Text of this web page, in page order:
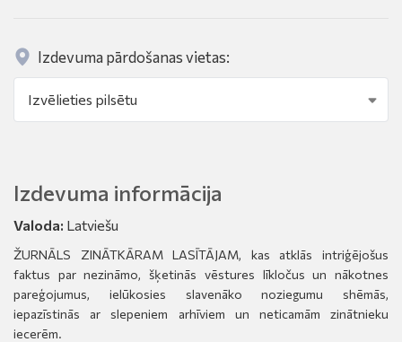
Izdevuma pārdošanas vietas:
Izdevuma informācija
Valoda: Latviešu
ŽURNĀLS ZINĀTKĀRAM LASĪTĀJAM, kas atklās intriģējošus
faktus par nezināmo, šķetinās vēstures līkločus un nākotnes
pareģojumus, ielūkosies slavenāko noziegumu shēmās,
iepazīstinās ar slepeniem arhīviem un neticamām zinātnieku
iecerēm.